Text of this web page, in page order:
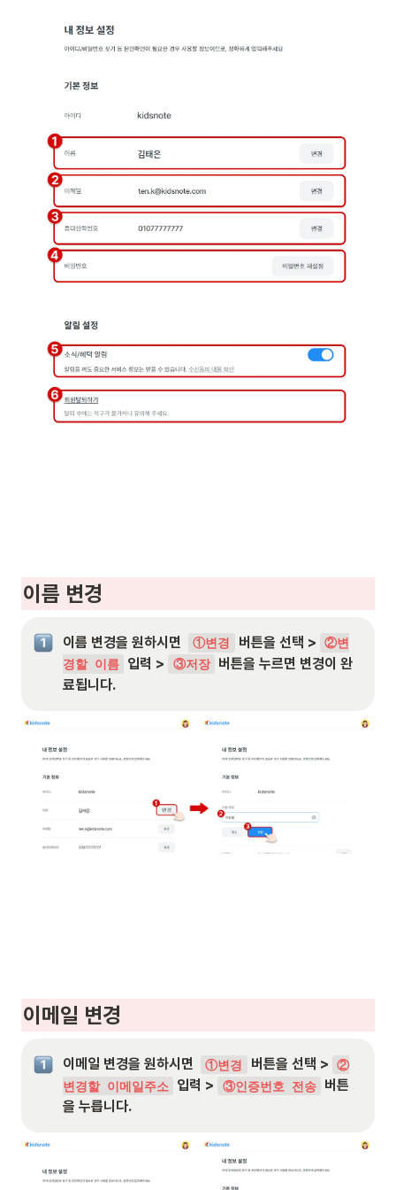
이름 변경
이름 변경을 원하시면 ①변경 버튼을 선택 >
②변
경할 이름
입력 > ③저장
버튼을 누르면 변경이 완
료됩니다.
이메일 변경
이메일 변경을 원하시면 ①변경 버튼을 선택 >
②
변경할 이메일주소
입력 > ③인증번호 전송
버튼
을 누릅니다.